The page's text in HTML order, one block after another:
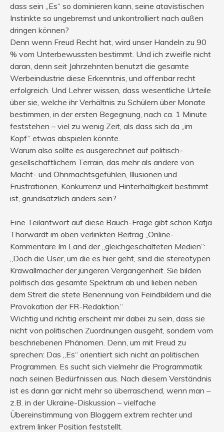
dass sein „Es“ so dominieren kann, seine atavistischen
Instinkte so ungebremst und unkontrolliert nach außen
dringen können?
Denn wenn Freud Recht hat, wird unser Handeln zu 90
% vom Unterbewussten bestimmt. Und ich zweifle nicht
daran, denn seit Jahrzehnten benutzt die gesamte
Werbeindustrie diese Erkenntnis, und offenbar recht
erfolgreich. Und Lehrer wissen, dass wesentliche Urteile
über sie, welche ihr Verhältnis zu Schülern über Monate
bestimmen, in der ersten Begegnung, nach ca. 1 Minute
feststehen – viel zu wenig Zeit, als dass sich da „im
Kopf“ etwas abspielen könnte.
Warum also sollte es ausgerechnet auf politisch-
gesellschaftlichem Terrain, das mehr als andere von
Macht- und Ohnmachtsgefühlen, Illusionen und
Frustrationen, Konkurrenz und Hinterhältigkeit bestimmt
ist, grundsätzlich anders sein?
Eine Teilantwort auf diese Bauch-Frage gibt schon Katja
Thorwardt im oben verlinkten Beitrag „Online-
Kommentare Im Land der „gleichgeschalteten Medien“:
„Doch die User, um die es hier geht, sind die stereotypen
Krawallmacher der jüngeren Vergangenheit. Sie bilden
politisch das gesamte Spektrum ab und lieben neben
dem Streit die stete Benennung von Feindbildern und die
Provokation der FR-Redaktion.“
Wichtig und richtig erscheint mir dabei zu sein, dass sie
nicht von politischen Zuordnungen ausgeht, sondern vom
beschriebenen Phänomen. Denn, um mit Freud zu
sprechen: Das „Es“ orientiert sich nicht an politischen
Programmen. Es sucht sich vielmehr die Programmatik
nach seinen Bedürfnissen aus. Nach diesem Verständnis
ist es dann gar nicht mehr so überraschend, wenn man –
z.B. in der Ukraine-Diskussion – vielfache
Übereinstimmung von Bloggern extrem rechter und
extrem linker Position feststellt.